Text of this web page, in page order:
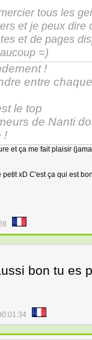
tous les
et je peux
et de pages
=)
!
entre
le top
de Nanti
!
et ça me fait plaisir
xD C'est ça qui est
bon tu es